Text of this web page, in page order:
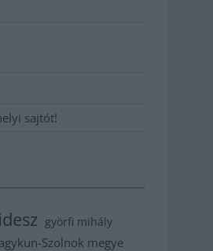
sajtót!
györfi mihály
Szolnok megye